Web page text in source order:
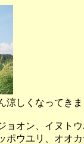
涼しくなってき
ョオン、イヌ
ウユリ、オオカ